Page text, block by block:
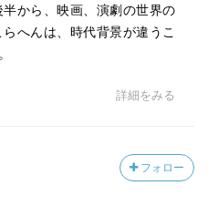
から、映画、演劇の世界の
へんは、時代背景が違うこ
詳細をみる
フォロー